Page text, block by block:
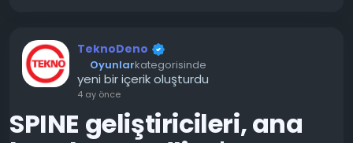
gerektiğini öğreniyor. Amaç sadece doğru cevabı
vermek değil, doğru davranışı da anlayabilmek.
Yapay zeka geliştikçe artık sadece performans değil,
güvenlik ve etik tarafı da en az teknoloji kadar önemli
hale geliyor.
TeknoDeno
Oyunlarkategorisinde
yeni bir içerik oluşturdu
4 ay önce
SPINE geliştiricileri, ana